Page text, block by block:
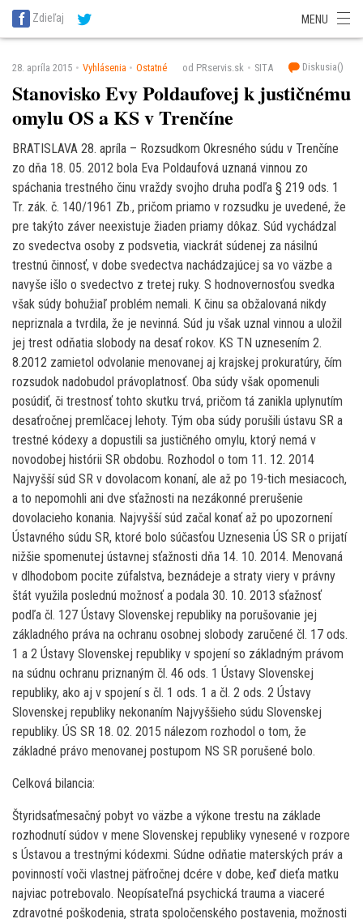
SITA Energetika
SITA Potravinárstvo
Zdieľaj MENU
28. apríla 2015 Vyhlásenia Ostatné od PRservis.sk SITA Diskusia()
Stanovisko Evy Poldaufovej k justičnému
omylu OS a KS v Trenčíne
BRATISLAVA 28. apríla – Rozsudkom Okresného súdu v Trenčíne
zo dňa 18. 05. 2012 bola Eva Poldaufová uznaná vinnou zo
spáchania trestného činu vraždy svojho druha podľa § 219 ods. 1
Tr. zák. č. 140/1961 Zb., pričom priamo v rozsudku je uvedené, že
pre takýto záver neexistuje žiaden priamy dôkaz. Súd vychádzal
zo svedectva osoby z podsvetia, viackrát súdenej za násilnú
trestnú činnosť, v dobe svedectva nachádzajúcej sa vo väzbe a
navyše išlo o svedectvo z tretej ruky. S hodnovernosťou svedka
však súdy bohužiaľ problém nemali. K činu sa obžalovaná nikdy
nepriznala a tvrdila, že je nevinná. Súd ju však uznal vinnou a uložil
jej trest odňatia slobody na desať rokov. KS TN uznesením 2.
8.2012 zamietol odvolanie menovanej aj krajskej prokuratúry, čím
rozsudok nadobudol právoplatnosť. Oba súdy však opomenuli
posúdiť, či trestnosť tohto skutku trvá, pričom tá zanikla uplynutím
desaťročnej premlčacej lehoty. Tým oba súdy porušili ústavu SR a
trestné kódexy a dopustili sa justičného omylu, ktorý nemá v
novodobej histórii SR obdobu. Rozhodol o tom 11. 12. 2014
Najvyšší súd SR v dovolacom konaní, ale až po 19-tich mesiacoch,
a to nepomohli ani dve sťažnosti na nezákonné prerušenie
dovolacieho konania. Najvyšší súd začal konať až po upozornení
Ústavného súdu SR, ktoré bolo súčasťou Uznesenia ÚS SR o prijatí
nižšie spomenutej ústavnej sťažnosti dňa 14. 10. 2014. Menovaná
v dlhodobom pocite zúfalstva, beznádeje a straty viery v právny
štát využila poslednú možnosť a podala 30. 10. 2013 sťažnosť
podľa čl. 127 Ústavy Slovenskej republiky na porušovanie jej
základného práva na ochranu osobnej slobody zaručené čl. 17 ods.
1 a 2 Ústavy Slovenskej republiky v spojení so základným právom
na súdnu ochranu priznaným čl. 46 ods. 1 Ústavy Slovenskej
republiky, ako aj v spojení s čl. 1 ods. 1 a čl. 2 ods. 2 Ústavy
Slovenskej republiky nekonaním Najvyššieho súdu Slovenskej
republiky. ÚS SR 18. 02. 2015 nálezom rozhodol o tom, že
základné právo menovanej postupom NS SR porušené bolo.
Celková bilancia:
Štyridsaťmesačný pobyt vo väzbe a výkone trestu na základe
rozhodnutí súdov v mene Slovenskej republiky vynesené v rozpore
s Ústavou a trestnými kódexmi. Súdne odňatie materských práv a
povinností voči vlastnej päťročnej dcére v dobe, keď dieťa matku
najviac potrebovalo. Neopísateľná psychická trauma a viaceré
zdravotné poškodenia, strata spoločenského postavenia, možnosti